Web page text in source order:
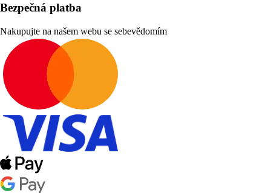
Bezpečná platba
Nakupujte na našem webu se sebevědomím